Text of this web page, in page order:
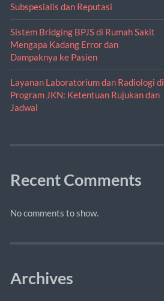
Subspesialis dan Reputasi
Sistem Bridging BPJS di Rumah Sakit
Mengapa Kadang Error dan
Dampaknya ke Pasien
Layanan Laboratorium dan Radiologi di
Program JKN: Ketentuan Rujukan dan
Jadwal
Recent Comments
No comments to show.
Archives